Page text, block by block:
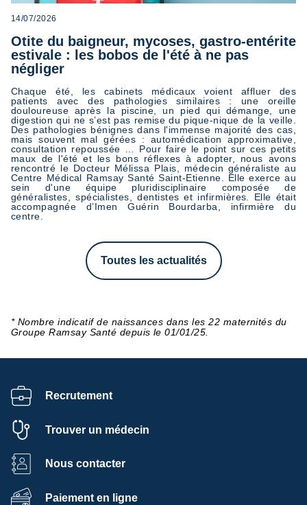
14/07/2026
Otite du baigneur, mycoses, gastro-entérite
estivale : les bobos de l'été à ne pas
négliger
Chaque été, les cabinets médicaux voient affluer des
patients avec des pathologies similaires : une oreille
douloureuse après la piscine, un pied qui démange, une
digestion qui ne s’est pas remise du pique-nique de la veille.
Des pathologies bénignes dans l'immense majorité des cas,
mais souvent mal gérées : automédication approximative,
consultation repoussée … Pour faire le point sur ces petits
maux de l'été et les bons réflexes à adopter, nous avons
rencontré le Docteur Mélissa Plais, médecin généraliste au
Centre Médical Ramsay Santé Saint-Etienne. Elle exerce au
sein d'une équipe pluridisciplinaire composée de
généralistes, spécialistes, dentistes et infirmières. Elle était
accompagnée d’Imen Guérin Bourdarba, infirmière du
centre.
Toutes les actualités
* Nombre indicatif de naissances dans les 22 maternités du
Groupe Ramsay Santé depuis le 01/01/25.
Recrutement
Trouver un médecin
Nous contacter
Paiement en ligne